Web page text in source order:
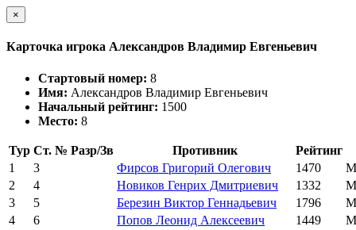
×
Карточка игрока Александров Владимир Евгеньевич
Стартовый номер: 8
Имя: Александров Владимир Евгеньевич
Начальный рейтинг: 1500
Место: 8
Тур Ст. № Разр/Зв Противник
Рейтинг
1
3 Фирсов Григорий Олегович 1470
2
4 Новиков Генрих Дмитриевич 1332
3
5 Березин Виктор Геннадьевич 1796
4
6 Попов Леонид Алексеевич 1449